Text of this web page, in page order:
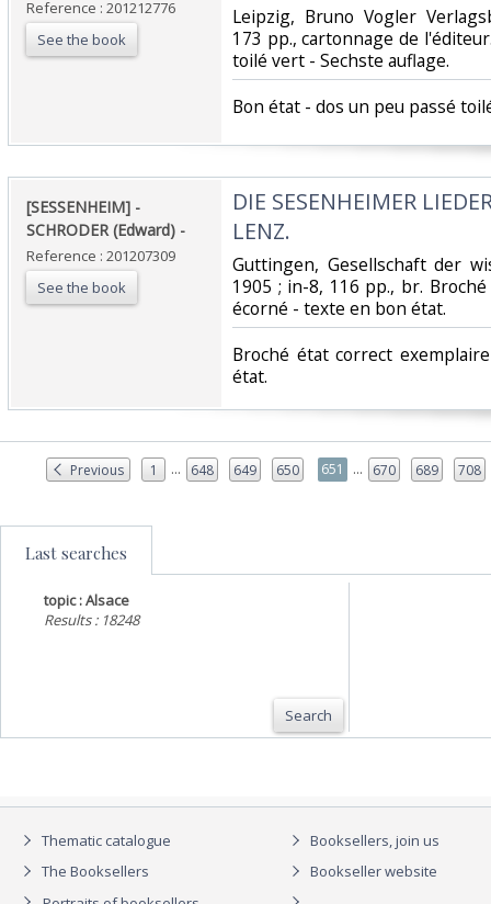
Reference : 201212776
See the book
‎Leipzig, Bruno Vogler
173 pp., cartonnage de
toilé vert - Sechste auflage.‎
‎Bon état - dos un peu passé
‎[SESSENHEIM] -
SCHRODER (Edward) - ‎
Reference : 201207309
See the book
‎DIE SESENHEIMER
LENZ. ‎
‎Guttingen, Gesellschaft der
1905 ; in-8, 116 pp., br.
écorné - texte en bon état.‎
‎Broché état correct
état.‎
Previous 1 ... 648 649 650 651 ... 670 689 708
Last searches
topic : Alsace
Results : 18248
Search
Thematic catalogue
The Booksellers
Booksellers, join us
Bookseller website